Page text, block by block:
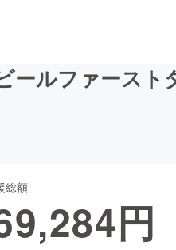
ファッション
ールファースト
総額
円